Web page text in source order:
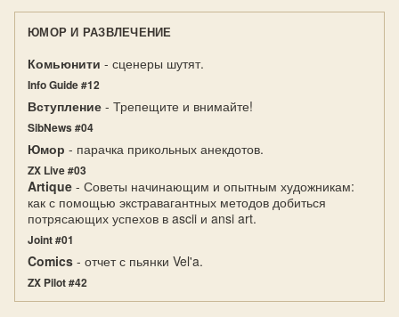
ЮМОР И РАЗВЛЕЧЕНИЕ
Комьюнити - сценеры шутят.
Info Guide #12
Вступление - Трепещите и внимайте!
SibNews #04
Юмор - парачка прикольных анекдотов.
ZX Live #03
Artique - Советы начинающим и опытным художникам:
как с помощью экстравагантных методов добиться
потрясающих успехов в ascii и ansi art.
Joint #01
Comics - отчет с пьянки Vel'a.
ZX Pilot #42